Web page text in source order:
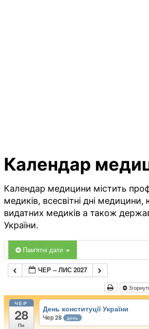
Календар
Календар медицини містить
медиків, всесвітні дні медицини,
видатних медиків а також
України.
Пам'ятні дати
ЧЕР – ЛИС 2027
ЧЕР
28
Пн
День конституції України
Чер 28 день